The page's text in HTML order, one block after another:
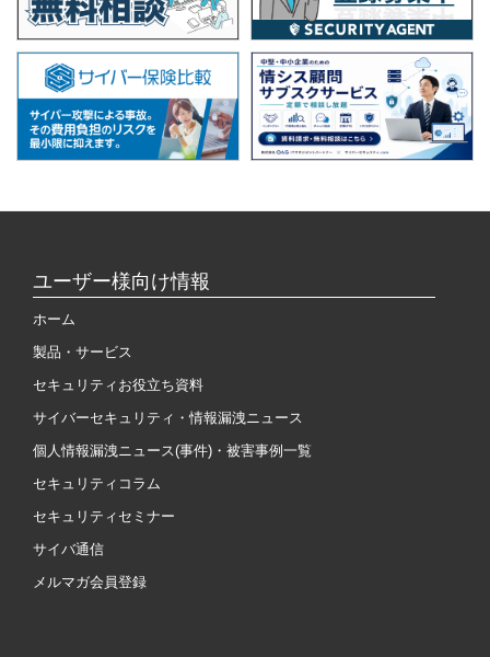
ユーザー様向け情報
ホーム
製品・サービス
セキュリティお役立ち資料
サイバーセキュリティ・情報漏洩ニュース
個人情報漏洩ニュース(事件)・被害事例一覧
セキュリティコラム
セキュリティセミナー
サイバ通信
メルマガ会員登録